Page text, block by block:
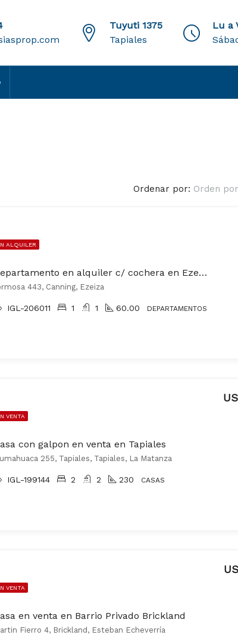
Tuyuti 1375
Tapiales
Lu a
Ordenar por: Orden
ALQUILER
Departamento en alquiler c/ cochera en Ezeiza
443, Canning, Ezeiza
IGL-206011 1 1 60.00 DEPARTAMENTOS
VENTA
con galpon en venta en Tapiales
255, Tapiales, Tapiales, La Matanza
IGL-199144 2 2 230 CASAS
VENTA
en venta en Barrio Privado Brickland
Fierro 4, Brickland, Esteban Echeverría